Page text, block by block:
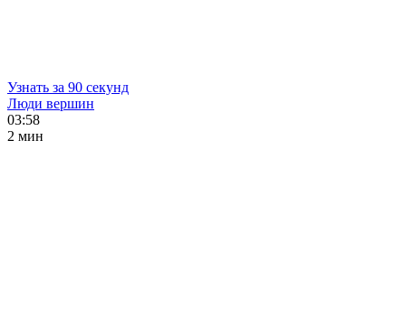
Узнать за 90 секунд
Люди вершин
03:58
2 мин